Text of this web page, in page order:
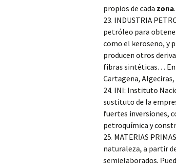
propios de cada zona.
23. INDUSTRIA
petróleo para
como el keroseno, y
producen otros
fibras sintéticas… En
Cartagena,
24. INI: Instituto
sustituto de la
fuertes inversiones,
petroquímica y
25. MATERIAS
naturaleza, a partir
semielaborados.